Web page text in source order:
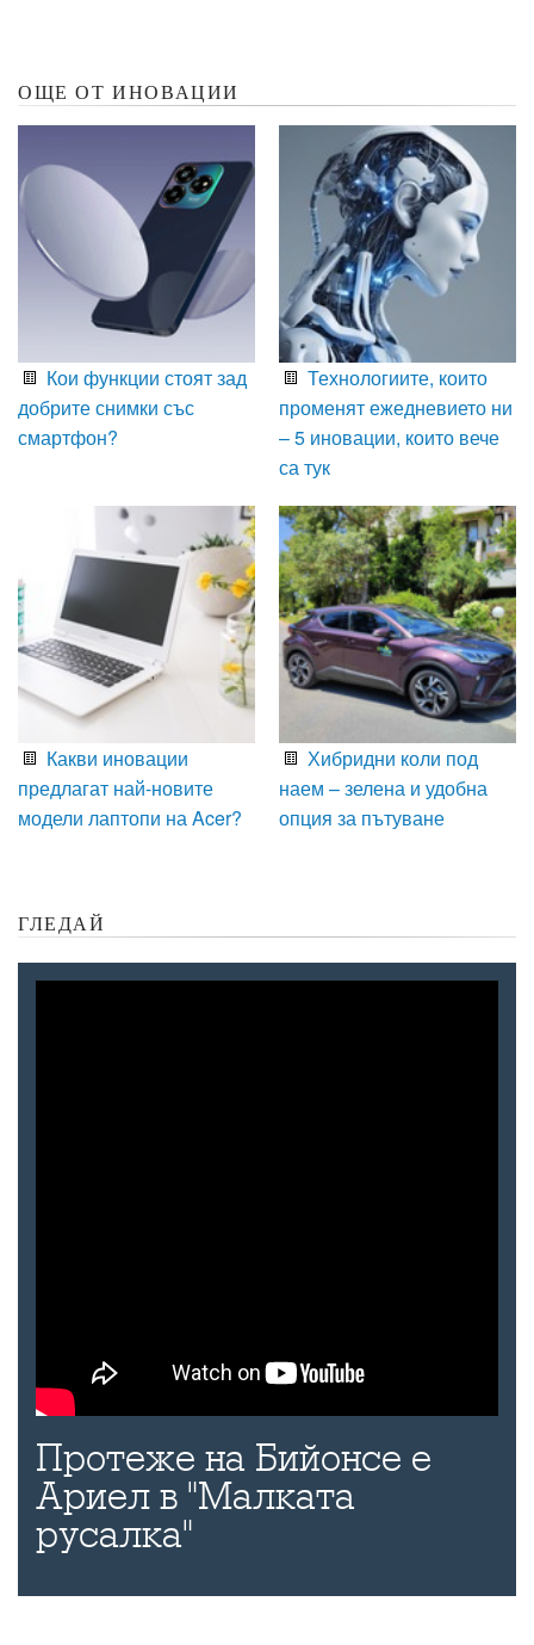
ОЩЕ ОТ ИНОВАЦИИ
Кои функции стоят зад
добрите снимки със
смартфон?
Технологиите, които
променят ежедневието ни
– 5 иновации, които вече
са тук
Какви иновации
предлагат най-новите
модели лаптопи на Acer?
Хибридни коли под
наем – зелена и удобна
опция за пътуване
ГЛЕДАЙ
Протеже на Бийонсе е
Ариел в "Малката
русалка"